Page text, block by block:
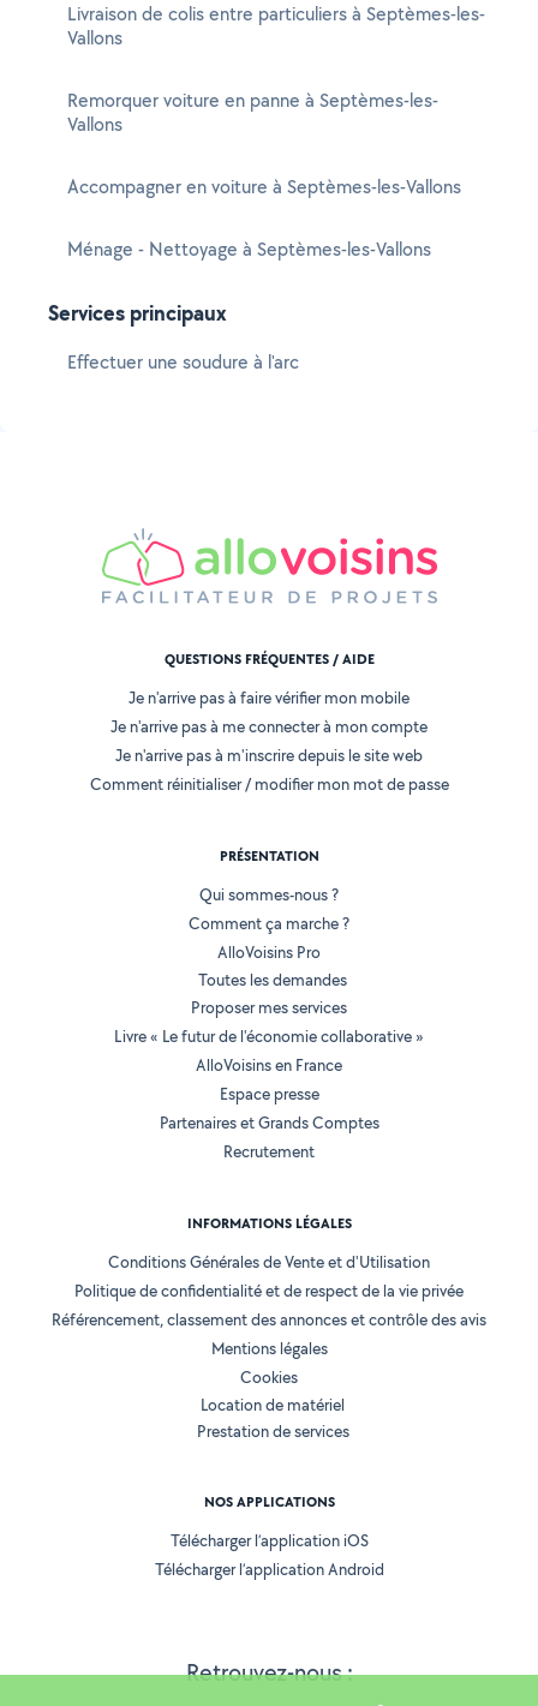
Livraison de colis entre particuliers à Septèmes-les-
Vallons
Remorquer voiture en panne à Septèmes-les-
Vallons
Accompagner en voiture à Septèmes-les-Vallons
Ménage - Nettoyage à Septèmes-les-Vallons
Services principaux
Effectuer une soudure à l'arc
Retrouvez-nous :
QUESTIONS FRÉQUENTES / AIDE
Je n'arrive pas à faire vérifier mon mobile
Je n'arrive pas à me connecter à mon compte
Je n'arrive pas à m'inscrire depuis le site web
Comment réinitialiser / modifier mon mot de passe
PRÉSENTATION
Qui sommes-nous ?
Comment ça marche ?
AlloVoisins Pro
Toutes les demandes
Proposer mes services
Livre « Le futur de l'économie collaborative »
AlloVoisins en France
Espace presse
Partenaires et Grands Comptes
Recrutement
INFORMATIONS LÉGALES
Conditions Générales de Vente et d'Utilisation
Politique de confidentialité et de respect de la vie privée
Référencement, classement des annonces et contrôle des avis
Mentions légales
Cookies
Location de matériel
Prestation de services
NOS APPLICATIONS
Télécharger l’application iOS
Télécharger l’application Android